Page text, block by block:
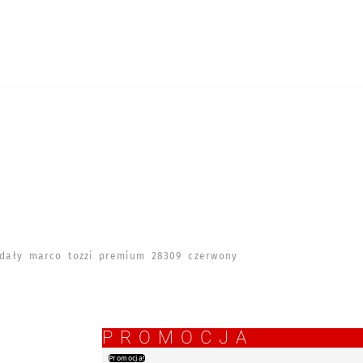
marco tozzi premium 28309 czerwony
PROMOCJA
Promocja!